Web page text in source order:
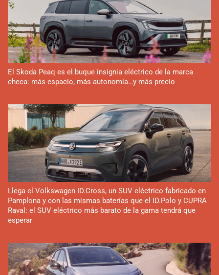
El Skoda Peaq es el buque insignia eléctrico de la marca
checa: más espacio, más autonomía…y más precio
Llega el Volkswagen ID.Cross, un SUV eléctrico fabricado en
Pamplona y con las mismas baterías que el ID.Polo y CUPRA
Raval: el SUV eléctrico más barato de la gama tendrá que
esperar